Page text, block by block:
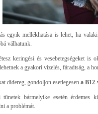
egyik mellékhatása is lehet, ha
válhatunk.
keringési és vesebetegségeket is
a gyakori vizelés, fáradtság, a
didereg, gondoljon esetlegesen a
bármelyike esetén érdemes
a problémát.